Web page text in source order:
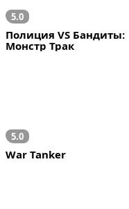
5.0
Полиция VS Бандиты:
Монстр Трак
5.0
War Tanker